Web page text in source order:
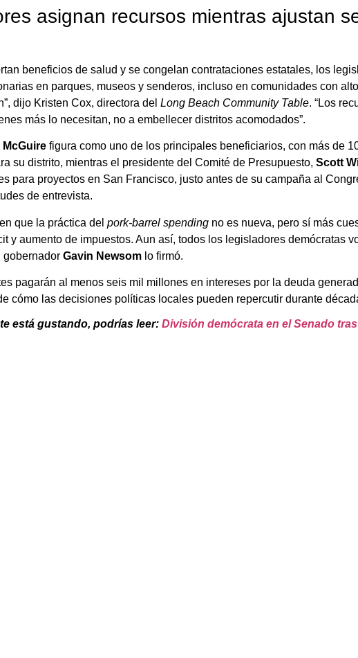
asignan recursos mientras ajustan
beneficios de salud y se congelan contrataciones estatales, los
en parques, museos y senderos, incluso en comunidades con
dijo Kristen Cox, directora del Long Beach Community Table. “Los
más lo necesitan, no a embellecer distritos acomodados”.
McGuire figura como uno de los principales beneficiarios, con más de
su distrito, mientras el presidente del Comité de Presupuesto, Scott
para proyectos en San Francisco, justo antes de su campaña al
de entrevista.
que la práctica del pork-barrel spending no es nueva, pero sí más
y aumento de impuestos. Aun así, todos los legisladores demócratas
gobernador Gavin Newsom lo firmó.
pagarán al menos seis mil millones en intereses por la deuda
cómo las decisiones políticas locales pueden repercutir durante
está gustando, podrías leer: División demócrata en el Senado